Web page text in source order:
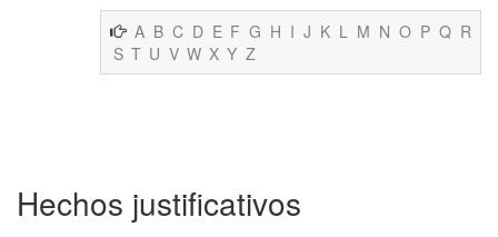
A B C D E F G H I J K L M N O P Q R
S T U V W X Y Z
Hechos justificativos